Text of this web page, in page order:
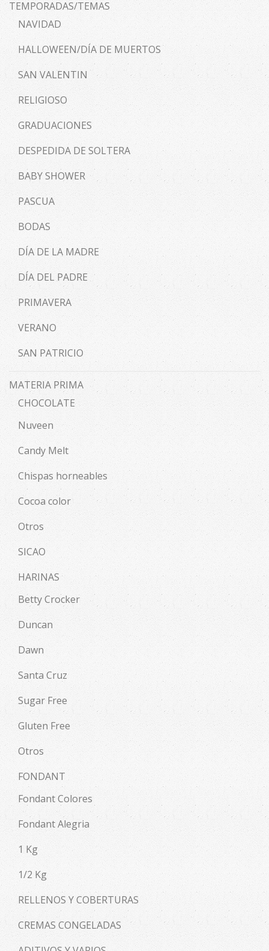
TEMPORADAS/TEMAS
NAVIDAD
HALLOWEEN/DÍA DE MUERTOS
SAN VALENTIN
RELIGIOSO
GRADUACIONES
DESPEDIDA DE SOLTERA
BABY SHOWER
PASCUA
BODAS
DÍA DE LA MADRE
DÍA DEL PADRE
PRIMAVERA
VERANO
SAN PATRICIO
MATERIA PRIMA
CHOCOLATE
Nuveen
Candy Melt
Chispas horneables
Cocoa color
Otros
SICAO
HARINAS
Betty Crocker
Duncan
Dawn
Santa Cruz
Sugar Free
Gluten Free
Otros
FONDANT
Fondant Colores
Fondant Alegria
1 Kg
1/2 Kg
RELLENOS Y COBERTURAS
CREMAS CONGELADAS